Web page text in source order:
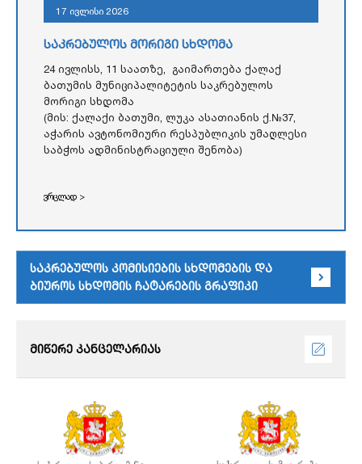
17 ივლისი 2026
საკრებულოს მორიგი სხდომა
24 ივლისს, 11 საათზე, გაიმართება ქალაქ
ბათუმის მუნიციპალიტეტის საკრებულოს
მორიგი სხდომა
(მის: ქალაქი ბათუმი, ლუკა ასათიანის ქ.№37,
აჭარის ავტონომიური რესპუბლიკის უმაღლესი
საბჭოს ადმინისტრაციული შენობა)
ვრცლად >
საკრებულოს კომისიების სხდომების და
ბიუროს სხდომის ჩატარების გრაფიკი
მიწერე კანცელარიას